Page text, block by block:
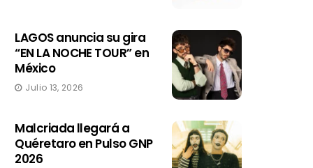
LAGOS anuncia su gira
“EN LA NOCHE TOUR” en
México
Julio 13, 2026
Malcriada llegará a
Quéretaro en Pulso GNP
2026